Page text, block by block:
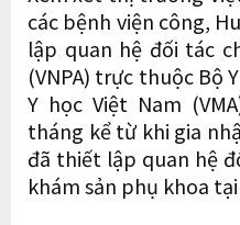
các bệnh viện công,
lập quan hệ đối tác
(VNPA) trực thuộc Bộ
Y học Việt Nam
tháng kể từ khi gia
đã thiết lập quan hệ
khám sản phụ khoa